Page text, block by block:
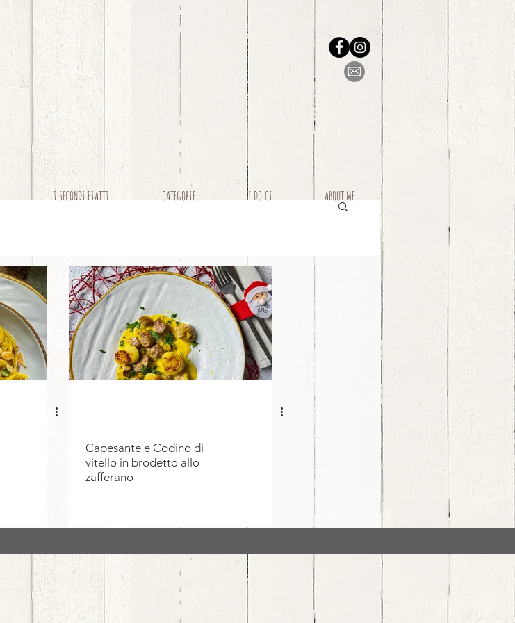
Capesante e Codino di
vitello in brodetto allo
zafferano
I SECONDI PIATTI CATEGORIE I DOLCI ABOUT ME